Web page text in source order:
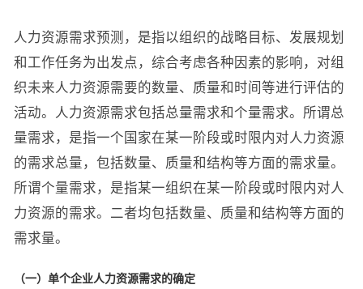
人力资源需求预测，是指以组织的战略目标、发展规划
和工作任务为出发点，综合考虑各种因素的影响，对组
织未来人力资源需要的数量、质量和时间等进行评估的
活动。人力资源需求包括总量需求和个量需求。所谓总
量需求，是指一个国家在某一阶段或时限内对人力资源
的需求总量，包括数量、质量和结构等方面的需求量。
所谓个量需求，是指某一组织在某一阶段或时限内对人
力资源的需求。二者均包括数量、质量和结构等方面的
需求量。
（一）单个企业人力资源需求的确定